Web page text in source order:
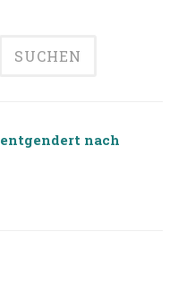
entgendert nach